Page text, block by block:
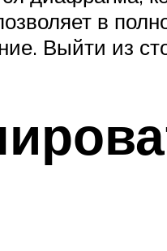
в
Выйти из